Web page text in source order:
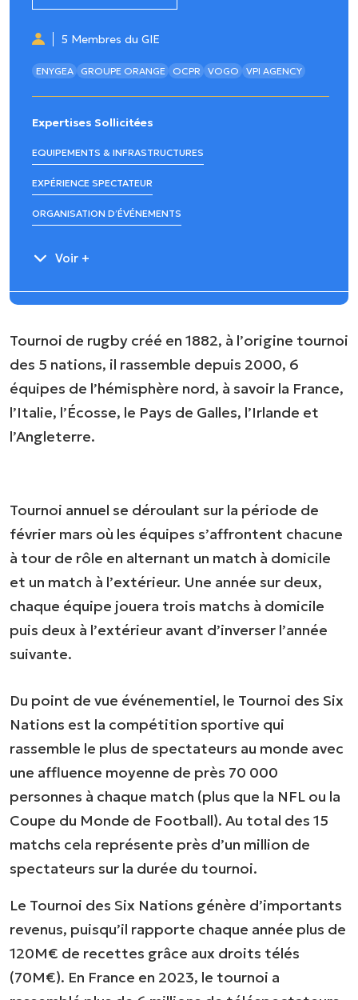
5 Membres du GIE
ENYGEA GROUPE ORANGE OCPR VOGO VPI AGENCY
Expertises Sollicitées
EQUIPEMENTS & INFRASTRUCTURES
EXPÉRIENCE SPECTATEUR
ORGANISATION D’ÉVÉNEMENTS
Voir +
Tournoi de rugby créé en 1882, à l’origine tournoi
des 5 nations, il rassemble depuis 2000, 6
équipes de l’hémisphère nord, à savoir la France,
l’Italie, l’Écosse, le Pays de Galles, l’Irlande et
l’Angleterre.
Tournoi annuel se déroulant sur la période de
février mars où les équipes s’affrontent chacune
à tour de rôle en alternant un match à domicile
et un match à l’extérieur. Une année sur deux,
chaque équipe jouera trois matchs à domicile
puis deux à l’extérieur avant d’inverser l’année
suivante.
Du point de vue événementiel, le Tournoi des Six
Nations est la compétition sportive qui
rassemble le plus de spectateurs au monde avec
une affluence moyenne de près 70 000
personnes à chaque match (plus que la NFL ou la
Coupe du Monde de Football). Au total des 15
matchs cela représente près d’un million de
spectateurs sur la durée du tournoi.
Le Tournoi des Six Nations génère d’importants
revenus, puisqu’il rapporte chaque année plus de
120M€ de recettes grâce aux droits télés
(70M€). En France en 2023, le tournoi a